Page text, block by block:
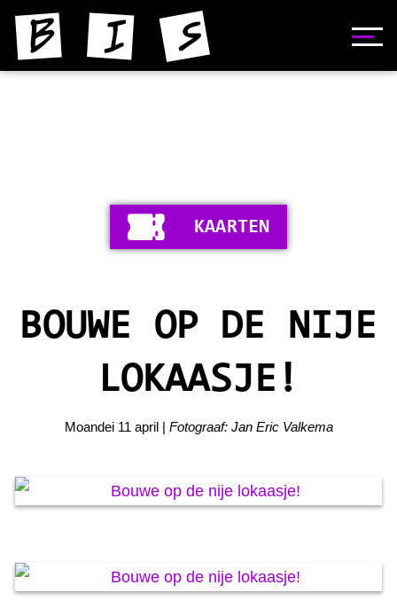
FOTO'S
STIPERS
VIDEO'S
GASTEBOEK
KAARTEN
BOUWE OP DE NIJE
LOKAASJE!
Moandei 11 april | Fotograaf: Jan Eric Valkema